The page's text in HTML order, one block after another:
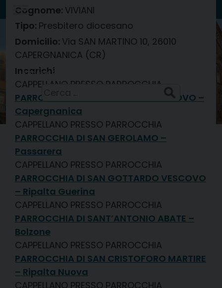
Skip
to
content
Diocesi di
CREMA
6 Agosto 2026
Ricerca
per:
Cognome: VIVIANI
Tipo: Presbitero diocesano
Via SAN MARTINO 10, 26010
CAPERGNANICA (CR)
Incarichi
CAPPELLANO PRESSO PARROCCHIA
PARROCCHIA DI SAN MARTINO VESCOVO –
Capergnanica
CAPPELLANO PRESSO PARROCCHIA
PARROCCHIA DI SAN GEROLAMO –
Passarera
CAPPELLANO PRESSO PARROCCHIA
PARROCCHIA DI SAN GOTTARDO VESCOVO
– Ripalta Guerina
CAPPELLANO PRESSO PARROCCHIA
PARROCCHIA DI SANT’ANTONIO ABATE –
Bolzone
CAPPELLANO PRESSO PARROCCHIA
PARROCCHIA DI SAN CRISTOFORO MARTIRE
– Ripalta Nuova
CAPPELLANO PRESSO PARROCCHIA